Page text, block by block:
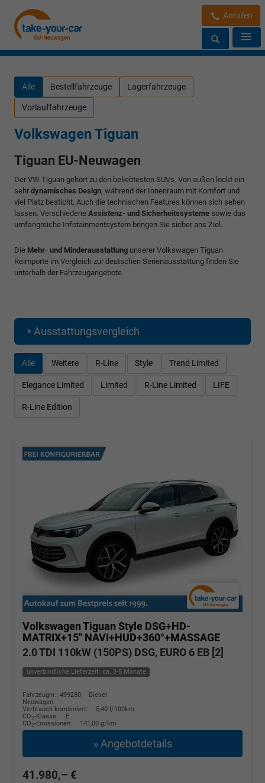
Anrufen
Alle Bestellfahrzeuge Lagerfahrzeuge
Vorlauffahrzeuge
Volkswagen Tiguan
Tiguan EU-Neuwagen
Der VW Tiguan gehört zu den beliebtesten SUVs. Von außen lockt ein
sehr dynamisches Design, während der Innenraum mit Komfort und
viel Platz besticht. Auch die technischen Features können sich sehen
lassen. Verschiedene Assistenz- und Sicherheitssysteme sowie das
umfangreiche Infotainmentsystem bringen Sie sicher ans Ziel.
Die Mehr- und Minderausstattung unserer Volkswagen Tiguan
Reimporte im Vergleich zur deutschen Serienausstattung finden Sie
unterhalb der Fahrzeugangebote.
Ausstattungsvergleich
Alle Weitere R-Line Style Trend Limited
Elegance Limited Limited R-Line Limited LIFE
R-Line Edition
Volkswagen Tiguan Style DSG+HD-
MATRIX+15" NAVI+HUD+360°+MASSAGE
2.0 TDI 110kW (150PS) DSG, EURO 6 EB [2]
unverbindliche Lieferzeit: ca. 3-5 Monate
Fahrzeugnr.: 499280
Diesel
Neuwagen
Verbrauch kombiniert:
5,40 l/100km
CO2-Klasse:
E
CO2-Emissionen: 141,00 g/km
» Angebotdetails
41.980,– €